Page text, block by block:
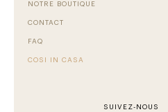
NOTRE BOUTIQUE
CONTACT
FAQ
COSI IN CASA
SUIVEZ-NOUS